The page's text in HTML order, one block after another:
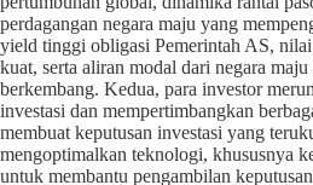
perdagangan negara maju yang
yield tinggi obligasi Pemerintah AS,
kuat, serta aliran modal dari negara maju
berkembang. Kedua, para investor
investasi dan mempertimbangkan
membuat keputusan investasi yang
mengoptimalkan teknologi, khususnya
untuk membantu pengambilan